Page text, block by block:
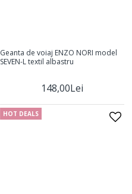
Geanta de voiaj ENZO NORI model
SEVEN-L textil albastru
148,00Lei
HOT DEALS